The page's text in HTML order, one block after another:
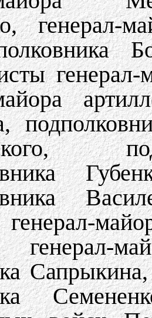
генерал-
генерал-
генерал-